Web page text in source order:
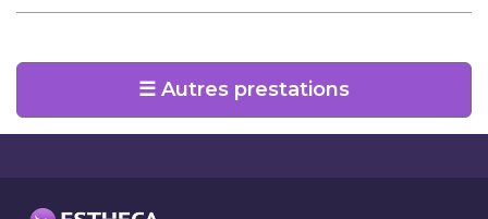
☰ Autres prestations